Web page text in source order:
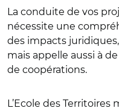
La conduite de vos
nécessite une
des impacts
mais appelle aussi à
de coopérations.
L’Ecole des